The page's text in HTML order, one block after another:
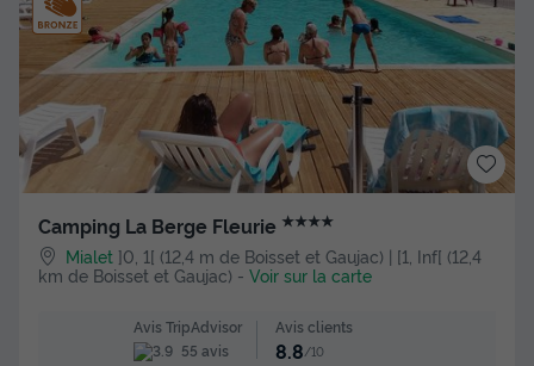
Camping La Berge Fleurie ★★★★
Mialet ]0, 1[ (12,4 m de Boisset et Gaujac) | [1, Inf[ (12,4
km de Boisset et Gaujac) - Voir sur la carte
Avis TripAdvisor
55 avis
Avis clients
8.8/10